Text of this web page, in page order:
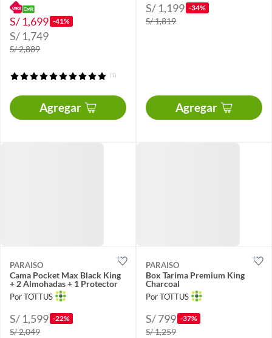
S/ 1,699 -41%
S/ 1,749
S/ 2,889
(1)
Agregar
S/ 1,199 -34%
S/ 1,819
Agregar
PARAISO
Cama Pocket Max Black King
+ 2 Almohadas + 1 Protector
Por TOTTUS
S/ 1,599 -22%
S/ 2,049
PARAISO
Box Tarima Premium King
Charcoal
Por TOTTUS
S/ 799 -37%
S/ 1,259